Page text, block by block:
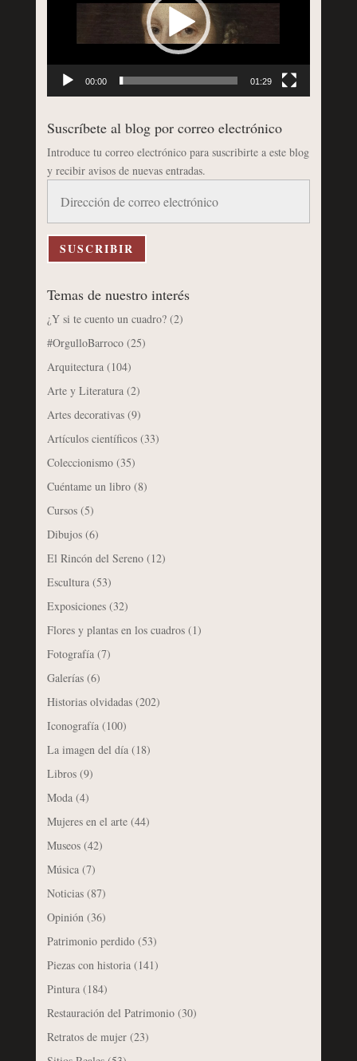
00:00 01:29
Suscríbete al blog por correo electrónico
Introduce tu correo electrónico para suscribirte a este blog
y recibir avisos de nuevas entradas.
correo
electrónico
SUSCRIBIR
Temas de nuestro interés
¿Y si te cuento un cuadro?(2)
#OrgulloBarroco(25)
Arquitectura(104)
Arte y Literatura(2)
Artes decorativas(9)
Artículos científicos(33)
Coleccionismo(35)
Cuéntame un libro(8)
Cursos(5)
Dibujos(6)
El Rincón del Sereno(12)
Escultura(53)
Exposiciones(32)
Flores y plantas en los cuadros(1)
Fotografía(7)
Galerías(6)
Historias olvidadas(202)
Iconografía(100)
La imagen del día(18)
Libros(9)
Moda(4)
Mujeres en el arte(44)
Museos(42)
Música(7)
Noticias(87)
Opinión (36)
Patrimonio perdido(53)
Piezas con historia(141)
Pintura(184)
Restauración del Patrimonio(30)
Retratos de mujer(23)